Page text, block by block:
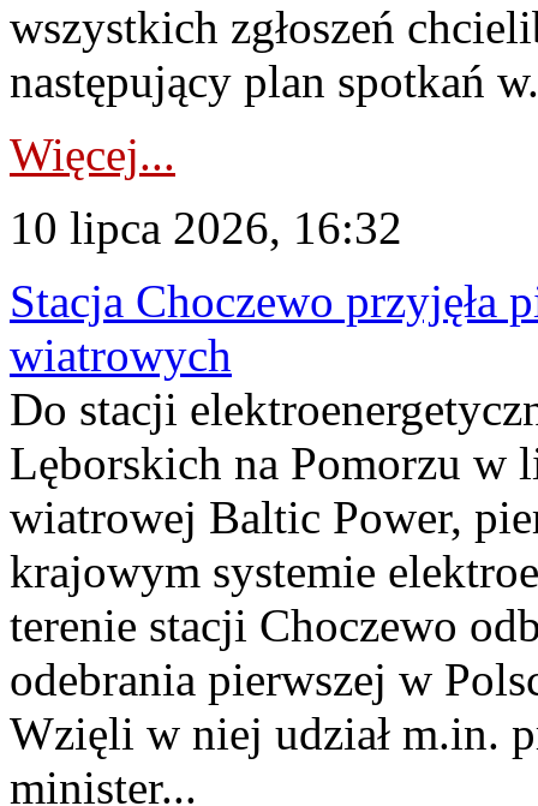
wszystkich zgłoszeń
następujący plan spotkań
Więcej...
10 lipca 2026, 16:32
Stacja Choczewo przyjęła
wiatrowych
Do stacji
Lęborskich na Pomorzu w
wiatrowej Baltic Power,
krajowym systemie
terenie stacji Choczewo
odebrania pierwszej w
Wzięli w niej udział m.in.
minister...